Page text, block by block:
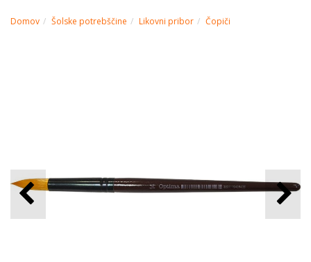
Domov Šolske potrebščine Likovni pribor Čopiči